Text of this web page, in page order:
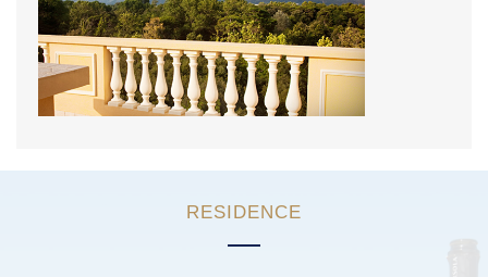
RESIDENCE